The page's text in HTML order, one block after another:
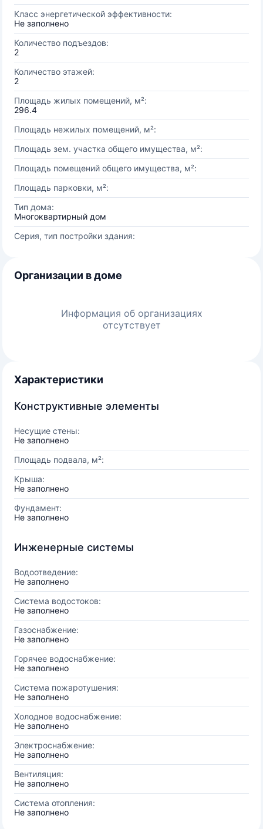
Класс энергетической эффективности:
Не заполнено
Количество подъездов:
2
Количество этажей:
2
Площадь жилых помещений, м²:
296.4
Площадь нежилых помещений, м²:
Площадь зем. участка общего имущества, м²:
Площадь помещений общего имущества, м²:
Площадь парковки, м²:
Тип дома:
Многоквартирный дом
Серия, тип постройки здания:
Организации в доме
Информация об организациях
отсутствует
Характеристики
Конструктивные элементы
Несущие стены:
Не заполнено
Площадь подвала, м²:
Крыша:
Не заполнено
Фундамент:
Не заполнено
Инженерные системы
Водоотведение:
Не заполнено
Система водостоков:
Не заполнено
Газоснабжение:
Не заполнено
Горячее водоснабжение:
Не заполнено
Система пожаротушения:
Не заполнено
Холодное водоснабжение:
Не заполнено
Электроснабжение:
Не заполнено
Вентиляция:
Не заполнено
Система отопления:
Не заполнено